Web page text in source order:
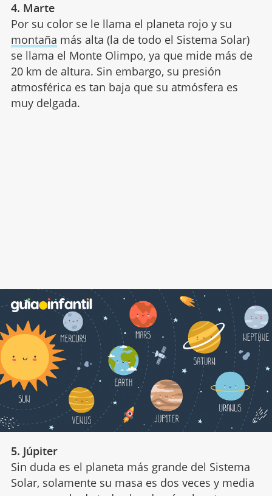
4. Marte
Por su color se le llama el planeta rojo y su
montaña más alta (la de todo el Sistema Solar)
se llama el Monte Olimpo, ya que mide más de
20 km de altura. Sin embargo, su presión
atmosférica es tan baja que su atmósfera es
muy delgada.
5. Júpiter
Sin duda es el planeta más grande del Sistema
Solar, solamente su masa es dos veces y media